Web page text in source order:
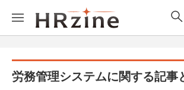
労務管理システムに関する記事